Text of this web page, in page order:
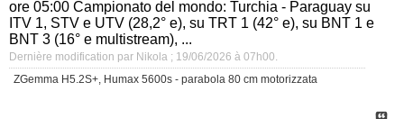
ore 05:00 Campionato del mondo: Turchia - Paraguay su
ITV 1, STV e UTV (28,2° e), su TRT 1 (42° e), su BNT 1 e
BNT 3 (16° e multistream), ...
Dernière modification par Nikola ; 19/06/2026 à 07h00.
ZGemma H5.2S+, Humax 5600s - parabola 80 cm motorizzata